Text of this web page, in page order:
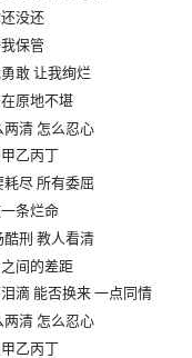
没还
保管
敢 让我绚烂
原地不堪
两清 怎么忍心
乙丙丁
耗尽 所有委屈
条烂命
酷刑 教人看清
间的差距
滴 能否换来 一点同情
两清 怎么忍心
乙丙丁